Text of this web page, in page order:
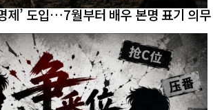
제’ 도입…7월부터 배우 본명 표기 의무